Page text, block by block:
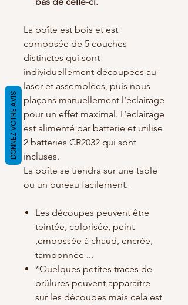
La boîte est bois et est
composée de 5 couches
distinctes qui sont
individuellement découpées au
laser et assemblées, puis nous
plaçons manuellement l’éclairage
pour un effet maximal. L’éclairage
est alimenté par batterie et utilise
2 batteries CR2032 qui sont
incluses.
La boîte se tiendra sur une table
ou un bureau facilement.
Les découpes peuvent être
teintée, colorisée, peint
,embossée à chaud, encrée,
tamponnée ...
*Quelques petites traces de
brûlures peuvent apparaître
sur les découpes mais cela est
DONNEZ VOTRE AVIS